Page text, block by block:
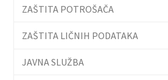
ZAŠTITA POTROŠAČA
ZAŠTITA LIČNIH PODATAKA
JAVNA SLUŽBA